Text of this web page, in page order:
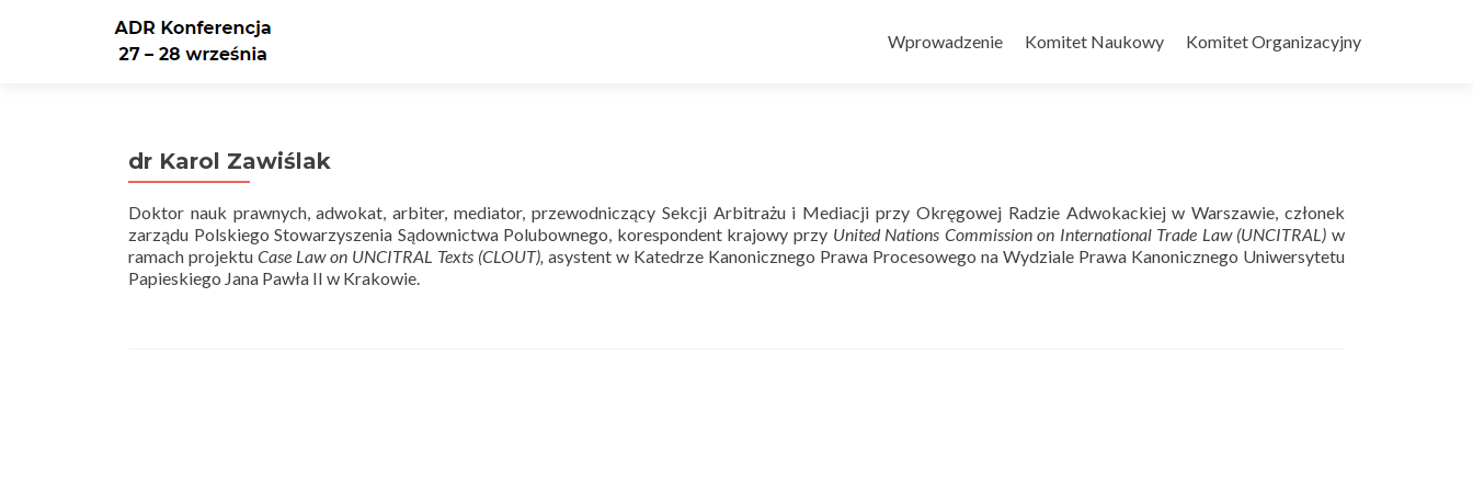
do
Wprowadzenie Komitet Naukowy Komitet Organizacyjny
dr Karol Zawiślak
Doktor nauk prawnych, adwokat, arbiter, mediator, przewodniczący Sekcji Arbitrażu i Mediacji przy Okręgowej Radzie Adwokackiej w Warszawie, członek
zarządu Polskiego Stowarzyszenia Sądownictwa Polubownego, korespondent krajowy przy United Nations Commission on International Trade Law (UNCITRAL) w
ramach projektu Case Law on UNCITRAL Texts (CLOUT), asystent w Katedrze Kanonicznego Prawa Procesowego na Wydziale Prawa Kanonicznego Uniwersytetu
Papieskiego Jana Pawła II w Krakowie.